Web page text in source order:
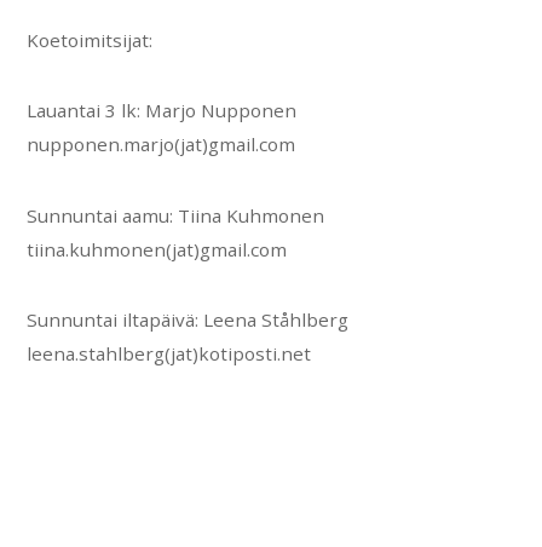
Koetoimitsijat:
Lauantai 3 lk: Marjo Nupponen
nupponen.marjo(jat)gmail.com
Sunnuntai aamu: Tiina Kuhmonen
tiina.kuhmonen(jat)gmail.com
Sunnuntai iltapäivä: Leena Ståhlberg
leena.stahlberg(jat)kotiposti.net